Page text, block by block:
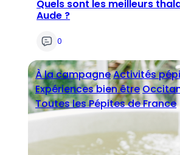
Quels sont les meilleurs
Aude ?
0
À la campagneActivités
Expériences bien être
Toutes les Pépites de France